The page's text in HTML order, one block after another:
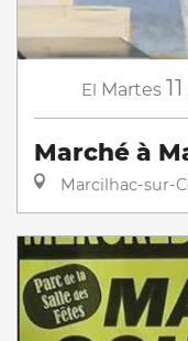
El Martes 11
Marché à
Marcilhac-sur-